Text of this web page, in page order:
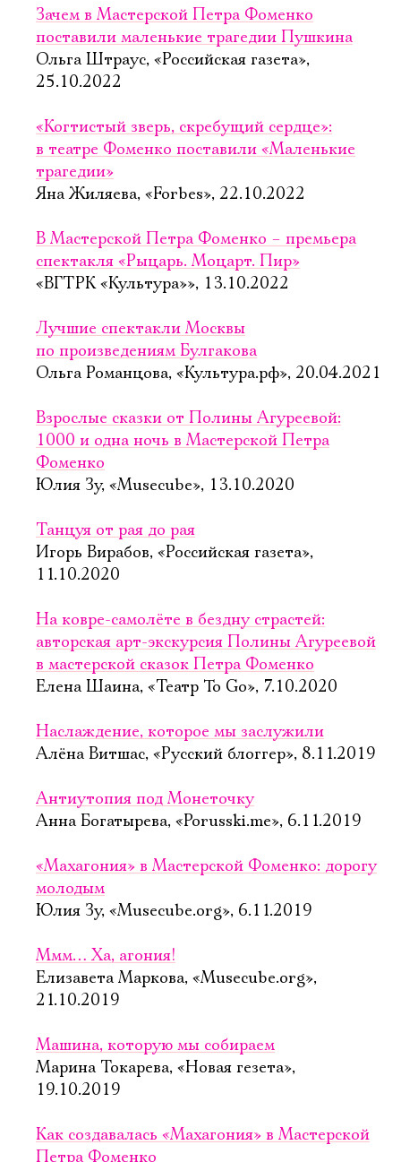
Зачем в Мастерской Петра Фоменко
поставили маленькие трагедии Пушкина
Ольга Штраус, «Российская газета»,
25.10.2022
«Когтистый зверь, скребущий сердце»:
в театре Фоменко поставили «Маленькие
трагедии»
Яна Жиляева, «Forbes», 22.10.2022
В Мастерской Петра Фоменко – премьера
спектакля «Рыцарь. Моцарт. Пир»
«ВГТРК «Культура»», 13.10.2022
Лучшие спектакли Москвы
по произведениям Булгакова
Ольга Романцова, «Культура.рф», 20.04.2021
Взрослые сказки от Полины Агуреевой:
1000 и одна ночь в Мастерской Петра
Фоменко
Юлия Зу, «Musecube», 13.10.2020
Танцуя от рая до рая
Игорь Вирабов, «Российская газета»,
11.10.2020
На ковре-самолёте в бездну страстей:
авторская арт-экскурсия Полины Агуреевой
в мастерской сказок Петра Фоменко
Елена Шаина, «Театр To Go», 7.10.2020
Наслаждение, которое мы заслужили
Алёна Витшас, «Русский блоггер», 8.11.2019
Антиутопия под Монеточку
Анна Богатырева, «Porusski.me», 6.11.2019
«Махагония» в Мастерской Фоменко: дорогу
молодым
Юлия Зу, «Musecube.org», 6.11.2019
Ммм… Ха, агония!
Елизавета Маркова, «Musecube.org»,
21.10.2019
Машина, которую мы собираем
Марина Токарева, «Новая гезета»,
19.10.2019
Как создавалась «Махагония» в Мастерской
Петра Фоменко